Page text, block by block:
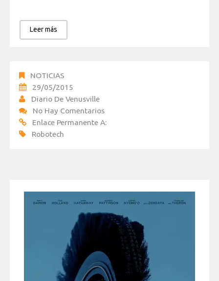
Leer más
NOTICIAS
29/05/2015
Diario De Venusville
No Hay Comentarios
Enlace Permanente A:
Robotech